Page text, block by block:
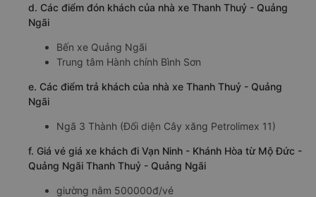
d. Các điểm đón khách của nhà xe Thanh Thuỷ - Quảng
Ngãi
Bến xe Quảng Ngãi
Trung tâm Hành chính Bình Sơn
e. Các điểm trả khách của nhà xe Thanh Thuỷ - Quảng
Ngãi
Ngã 3 Thành (Đối diện Cây xăng Petrolimex 11)
f. Giá vé giá xe khách đi Vạn Ninh - Khánh Hòa từ Mộ Đức -
Quảng Ngãi Thanh Thuỷ - Quảng Ngãi
giường nằm 500000đ/vé